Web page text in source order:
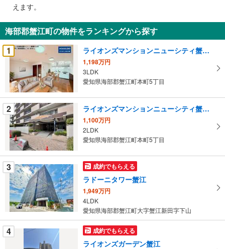
知
を
受
け
る
・
条
件
を
マ
イ
ペ
ー
ジ
に
保
存
す
る
えます。
海部郡蟹江町の物件をランキングから探す
1
ライオンズマンションニューシティ蟹江六番館
1,198万円
3LDK
愛知県海部郡蟹江町本町5丁目
2 ライオンズマンションニューシティ蟹江一番館
1,100万円
2LDK
愛知県海部郡蟹江町本町5丁目
3 成約でもらえる
ラドーニタワー蟹江
1,949万円
4LDK
愛知県海部郡蟹江町大字蟹江新田字下山
4 成約でもらえる
ライオンズガーデン蟹江